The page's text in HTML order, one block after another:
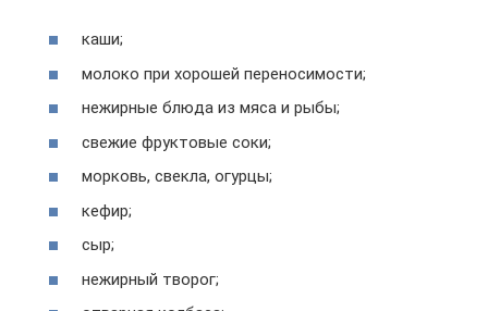
каши;
молоко при хорошей переносимости;
нежирные блюда из мяса и рыбы;
свежие фруктовые соки;
морковь, свекла, огурцы;
кефир;
сыр;
нежирный творог;